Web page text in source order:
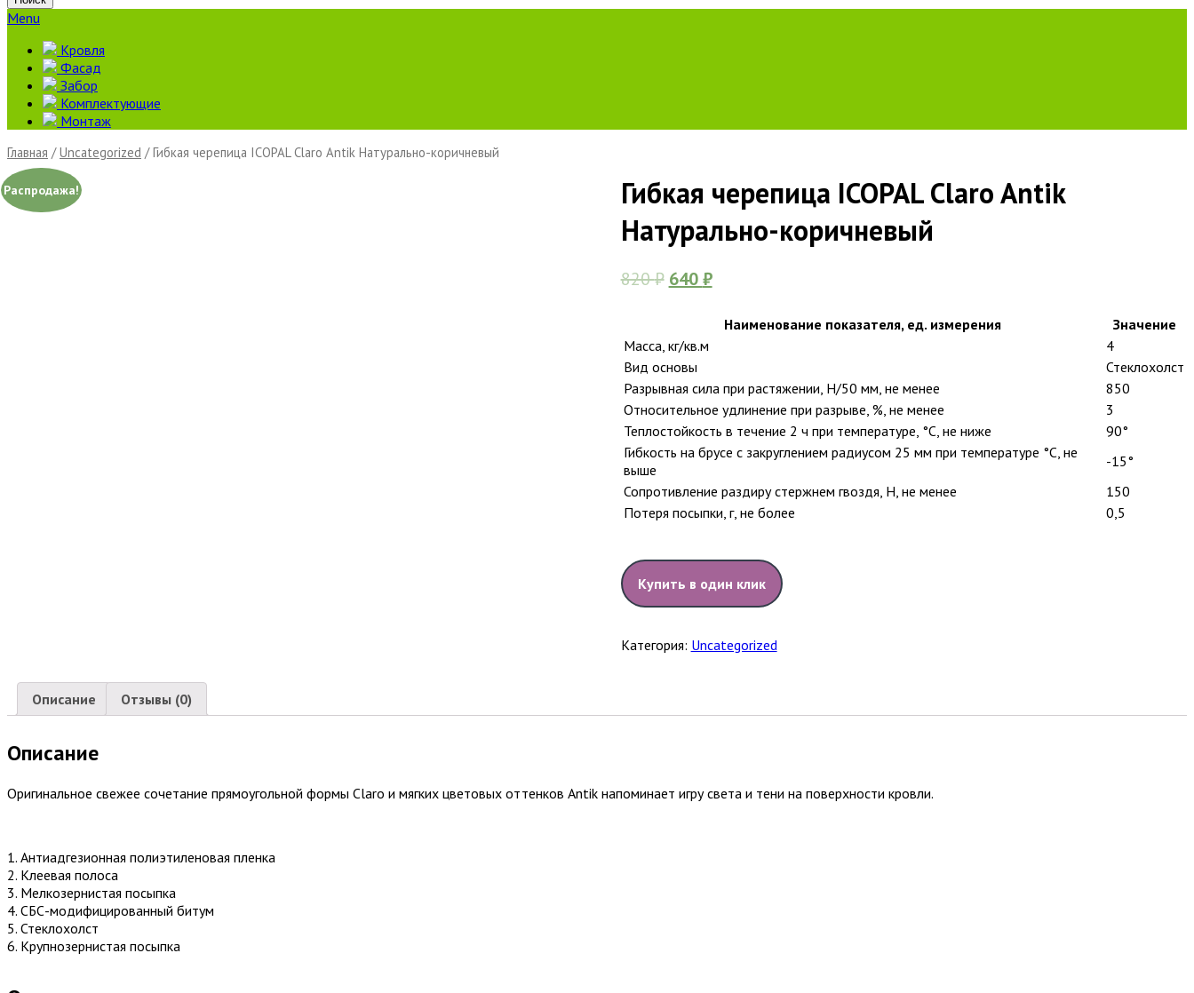
Menu
Кровля
Фасад
Забор
Комплектующие
Монтаж
Главная /Uncategorized / Гибкая черепица ICOPAL Claro Antik Натурально-коричневый
Распродажа!
Гибкая черепица ICOPAL Claro Antik
Натурально-коричневый
820₽ 640₽
Наименование показателя, ед. измерения
Значение
Масса, кг/кв.м
4
Вид основы
Стеклохолст
Разрывная сила при растяжении, Н/50 мм, не менее
850
Относительное удлинение при разрыве, %, не менее
3
Теплостойкость в течение 2 ч при температуре, °С, не ниже
90°
Гибкость на брусе с закруглением радиусом 25 мм при температуре °С, не
выше
-15°
Сопротивление раздиру стержнем гвоздя, Н, не менее
150
Потеря посыпки, г, не более
0,5
Купить в один клик
Категория: Uncategorized
Описание Отзывы (0)
Описание
Оригинальное свежее сочетание прямоугольной формы Claro и мягких цветовых оттенков Antik напоминает игру света и тени на поверхности кровли.
1. Антиадгезионная полиэтиленовая пленка
2. Клеевая полоса
3. Мелкозернистая посыпка
4. СБС-модифицированный битум
5. Стеклохолст
6. Крупнозернистая посыпка